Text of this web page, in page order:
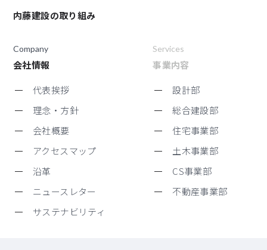
内藤建設の取り組み
Services
事業内容
設計部
総合建設部
住宅事業部
土木事業部
CS事業部
不動産事業部
Company
会社情報
代表挨拶
理念・方針
会社概要
アクセスマップ
沿革
ニュースレター
サステナビリティ